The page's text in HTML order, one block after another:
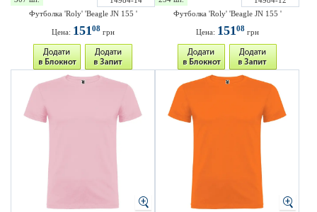
Футболка 'Roly' 'Beagle JN 155 '
Цена: 15108грн
Футболка 'Roly' 'Beagle JN 155 '
Цена: 15108грн